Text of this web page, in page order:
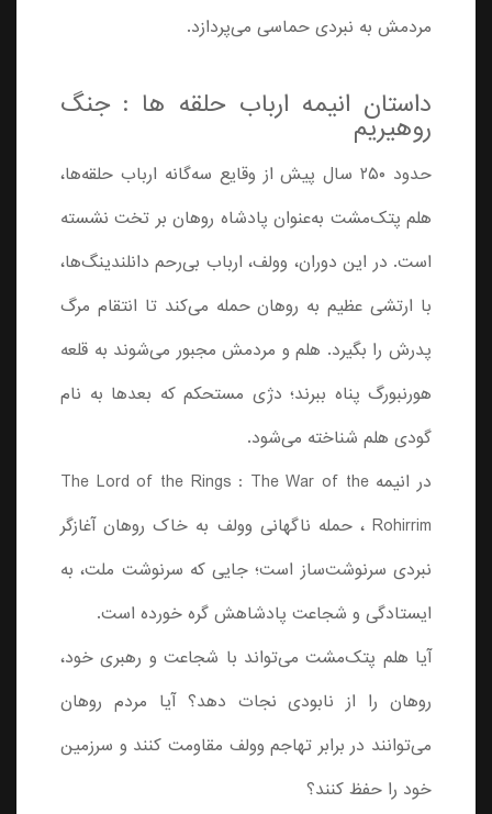
مردمش به نبردی حماسی می‌پردازد.
داستان انیمه ارباب حلقه ها : جنگ
روهیریم
حدود ۲۵۰ سال پیش از وقایع سه‌گانه ارباب حلقه‌ها،
هلم پتک‌مشت به‌عنوان پادشاه روهان بر تخت نشسته
است. در این دوران، وولف، ارباب بی‌رحم دانلندینگ‌ها،
با ارتشی عظیم به روهان حمله می‌کند تا انتقام مرگ
پدرش را بگیرد. هلم و مردمش مجبور می‌شوند به قلعه
هورنبورگ پناه ببرند؛ دژی مستحکم که بعدها به نام
گودی هلم شناخته می‌شود.
در انیمه The Lord of the Rings : The War of the
Rohirrim ، حمله ناگهانی وولف به خاک روهان آغازگر
نبردی سرنوشت‌ساز است؛ جایی که سرنوشت ملت، به
ایستادگی و شجاعت پادشاهش گره خورده است.
آیا هلم پتک‌مشت می‌تواند با شجاعت و رهبری خود،
روهان را از نابودی نجات دهد؟ آیا مردم روهان
می‌توانند در برابر تهاجم وولف مقاومت کنند و سرزمین
خود را حفظ کنند؟